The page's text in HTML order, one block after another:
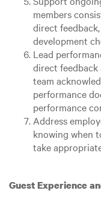
members
direct
development
Lead
direct
team
performance
performance
Address
knowing when
take
Guest Experience